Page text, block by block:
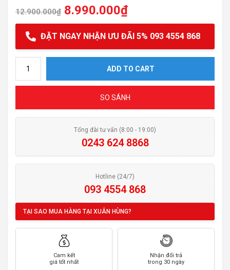
12.900.000₫ 8.990.000₫
ĐẶT NGAY NHẬN ƯU ĐÃI 5% 093 4554 868
ADD TO CART
SO SÁNH
Tổng đài tư vấn (8:00 - 19:00)
0243 624 8868
Hotline (24/7)
093 4554 868
TẠI SAO MUA HÀNG TẠI XUÂN HÙNG?
Cam kết
giá tốt nhất
Nhận đổi trả
trong 30 ngày